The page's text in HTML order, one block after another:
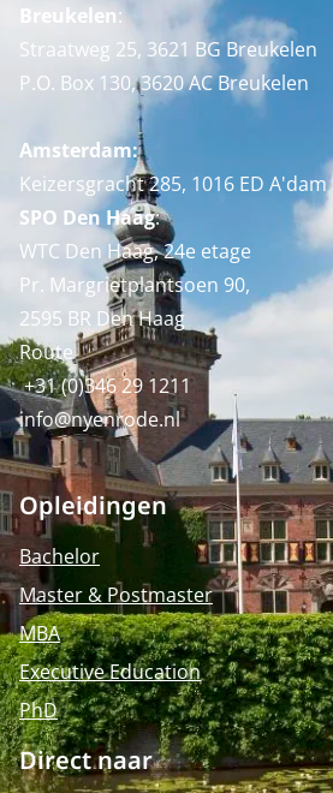
Breukelen:
Straatweg 25, 3621 BG Breukelen
P.O. Box 130, 3620 AC Breukelen
Amsterdam:
Keizersgracht 285, 1016 ED A'dam
SPO Den Haag:
WTC Den Haag, 24e etage
Pr. Margrietplantsoen 90,
2595 BR Den Haag
Route
+31 (0)346 29 1211
info@nyenrode.nl
Opleidingen
Bachelor
Master & Postmaster
MBA
Executive Education
PhD
Direct naar